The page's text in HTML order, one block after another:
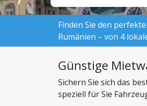
Finden Sie den
Rumänien – von 4
Günstige
Sichern Sie sich das
speziell für Sie